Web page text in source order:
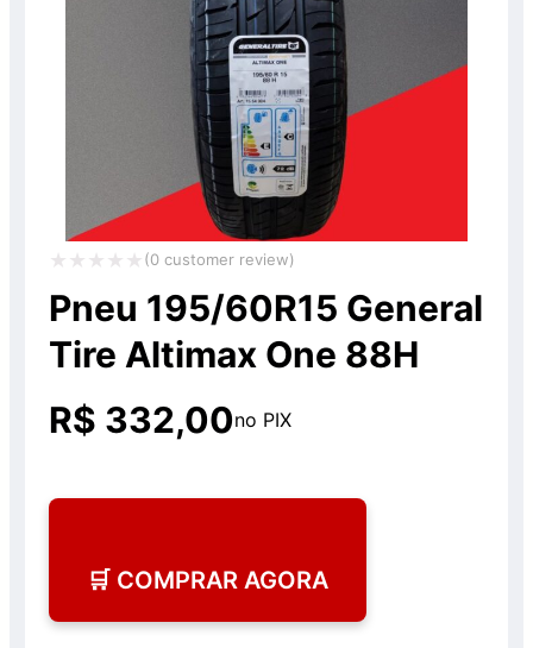
Avaliação
0
(0 customer review)
Pneu 195/60R15 General
Tire Altimax One 88H
R$ 332,00no PIX
🛒 COMPRAR AGORA